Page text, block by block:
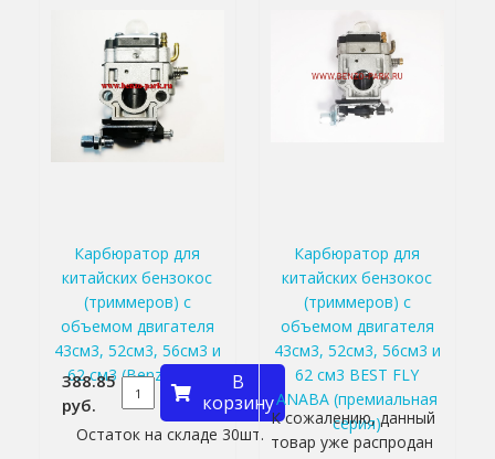
Карбюратор для
китайских бензокос
(триммеров) с
объемом двигателя
43см3, 52см3, 56см3 и
62 см3 (Benzoritm)
388.85
руб.
В
корзину
Остаток на складе 30шт.
Карбюратор для
китайских бензокос
(триммеров) с
объемом двигателя
43см3, 52см3, 56см3 и
62 см3 BEST FLY
ANABA (премиальная
серия)
К сожалению, данный
товар уже распродан